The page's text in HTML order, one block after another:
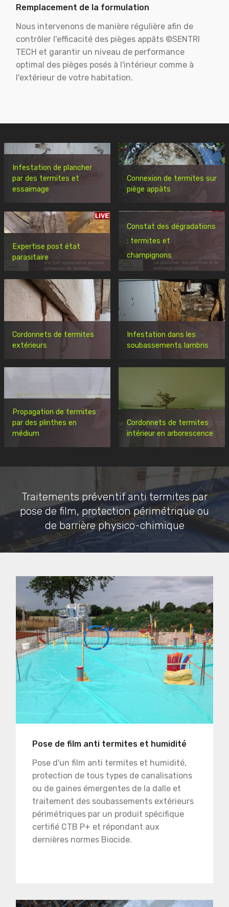
Remplacement de la formulation
Nous intervenons de manière régulière afin de
contrôler l'efficacité des pièges appâts ©SENTRI
TECH et garantir un niveau de performance
optimal des pièges posés à l'intérieur comme à
l'extérieur de votre habitation.
Infestation de plancher
par des termites et
essaimage
Connexion de termites sur
piège appâts
Expertise post état
parasitaire
Constat des dégradations
: termites et
champignons
Cordonnets de termites
extérieurs
Infestation dans les
soubassements lambris
Propagation de termites
par des plinthes en
médium
Cordonnets de termites
intérieur en arborescence
Traitements préventif anti termites par
pose de film, protection périmétrique ou
de barrière physico-chimique
Pose de film anti termites et humidité
Pose d'un film anti termites et humidité,
protection de tous types de canalisations
ou de gaines émergentes de la dalle et
traitement des soubassements extérieurs
périmétriques par un produit spécifique
certifié CTB P+ et répondant aux
dernières normes Biocide.